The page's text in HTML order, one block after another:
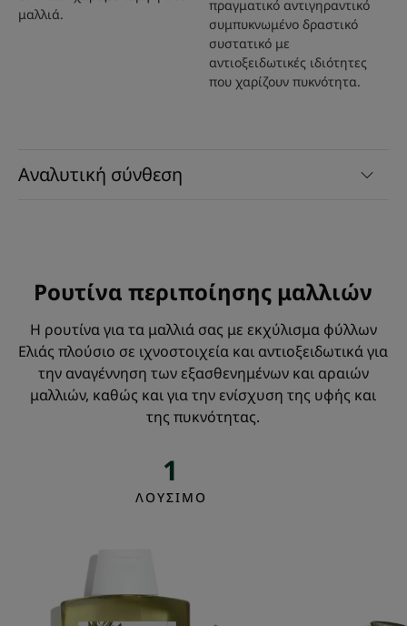
Αναλυτική σύνθεση
μαλλιά.
πραγματικό αντιγηραντικό
συμπυκνωμένο δραστικό
συστατικό με
αντιοξειδωτικές ιδιότητες
που χαρίζουν πυκνότητα.
Ρουτίνα περιποίησης μαλλιών
Η ρουτίνα για τα μαλλιά σας με εκχύλισμα φύλλων
Ελιάς πλούσιο σε ιχνοστοιχεία και αντιοξειδωτικά για
την αναγέννηση των εξασθενημένων και αραιών
μαλλιών, καθώς και για την ενίσχυση της υφής και
της πυκνότητας.
1
Σαμπουάν
ζωντάνια
ΛΟΥΣΙΜΟ